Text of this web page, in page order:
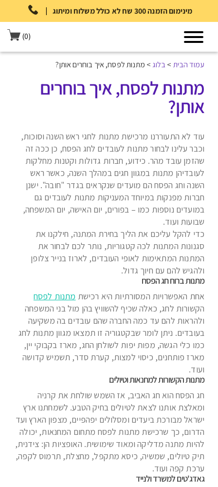
| מינימום הזמנה 300 שח לא כולל משלוח ומיתוג
(0)
עמוד הבית >בלוג > מתנות לפסח, איך בוחרים אותן?
מתנות לפסח, איך בוחרים
אותן?
עוד לא התעוררנו מרכישת מתנות לחגי ראש השנה וסוכות,
וכבר עלינו לבחור מתנות לעובדים לחג הפסח, כן ככה זה
שהזמן עובד מהר. כידוע, חברות גדולות וקטנות מחלקות
לעובדיהן מתנות במגוון חגים במהלך השנה, כאשר ראש
השנה וחג הפסח הם מועדים שנקראים בגדר "חובה". ישנן
חברות מפנקות במיוחד המעניקות מתנות לעובדים גם
במועדים נוספות כמו – בפורים, יום האישה, יום המשפחה,
שבועות ועוד.
כדי להקל עליכם את הליך בחירת המתנה, חילקנו את
סגנונות המתנות לכה קטגוריות, נותר לכם לבחור את
המתנות המתאימות לאופי העובדים, לארוז בנייר צלופן
ולהגיש להם עם חיוך גדול.
מתנות ברוח חג הפסח
אחת האפשרויות המסורתיות היא רכישת מתנות לפסח
הקשורות לחג, כאלה שכיף להשוויץ בהן מול בני המשפחה
ולהראות להם עד כמה החברה שהם עובדים בה משקיעה
בעובדים. ניתן לומר שבקטגוריה זו תמצאו מגוון מתנות לחג
כמו כלי הגשה, מפות יפות לשולחן החג, מארז בקבוקי יין,
מארז פותחנים, כיסוי למצות, קערת סדר, תשמיש קדושה
ועוד.
מתנות הקשורות למחנאות וטיולים
חג הפסח הוא חג האביב, אז השמש שולחת את קרניה
ומאלצת אותנו לצאת לטיולים בחיק הטבע. לשמחתנו ארץ
ישראל מבורכת ביעדים ומסלולים יפהפיים, מצפון הארץ ועד
הדרום, כך שרכישת מתנות לפסח מתחום המחנאות, יכולה
להיות מתנה מדליקה ומאוד שימושית. האופציות הן: צידנית,
תיק טיולים, שמשיה, כיסא מתקפל, מחצלת, תרמוס לקפה,
ערכת קפה ועוד.
גאדג'טים למשרד ולנייד